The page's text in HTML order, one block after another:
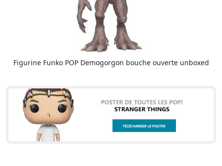
Figurine Funko POP Demogorgon bouche ouverte unboxed